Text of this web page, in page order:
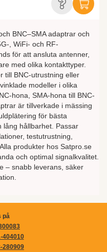
BNC–SMA adaptrar och
, WiFi- och RF-
för att ansluta antenner,
med olika kontakttyper.
till BNC-utrustning eller
modeller i olika
hona, SMA-hona till BNC-
är tillverkade i mässing
för bästa
lång hållbarhet. Passar
testutrustning,
produkter hos Satpro.se
och optimal signalkvalitet.
– snabb leverans, säker
på
404010
280909